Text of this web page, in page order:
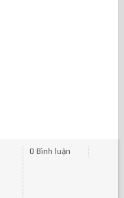
0 Bình luận